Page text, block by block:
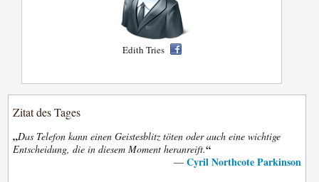
Edith Tries
Zitat des Tages
„Das Telefon kann einen Geistesblitz töten oder auch eine wichtige
Entscheidung, die in diesem Moment heranreift.“
— Cyril Northcote Parkinson